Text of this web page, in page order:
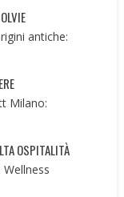
antiche:
Milano:
OSPITALITÀ